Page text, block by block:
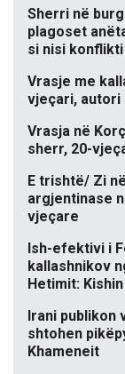
Sherri në
plagoset
si nisi konflikti
Vrasje me
vjeçari, autori
Vrasja në
sherr, 20-
E trishtë/ Zi
argjentinase
vjeçare
Ish-efektivi i
kallashnikov
Hetimit:
Irani
shtohen
Khameneit